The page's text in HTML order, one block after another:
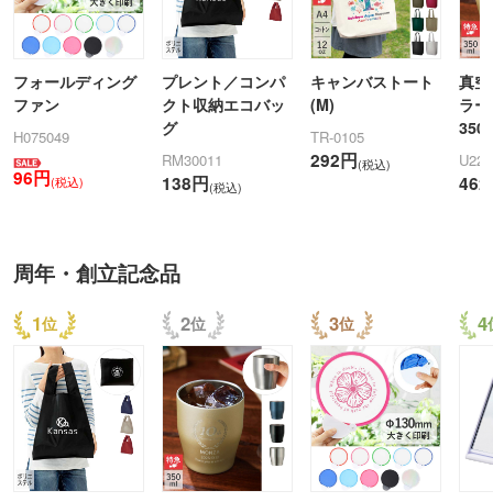
フォールディング
ファン
H075049
96円(税込)
プレント／コンパ
クト収納エコバッ
グ
RM30011
138円(税込)
キャンバストート
(M)
TR-0105
292円(税込)
真
ラ
462
周年・創立記念品
1 2 3 4